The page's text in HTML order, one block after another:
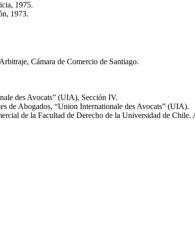
1975.
1973.
Cámara de Comercio de Santiago.
des Avocats” (UIA), Sección IV.
de Abogados, “Union Internationale des Avocats” (UIA).
de la Facultad de Derecho de la Universidad de